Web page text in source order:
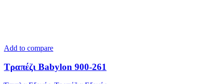
Add to compare
Τραπέζι Babylon 900-261